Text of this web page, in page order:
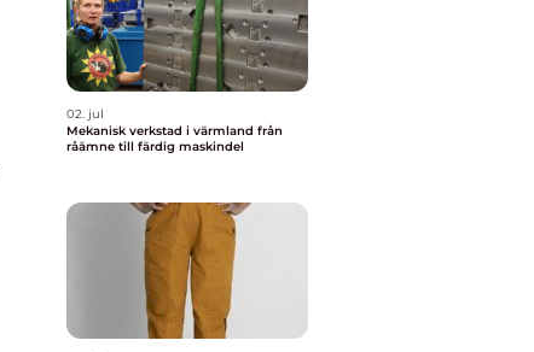
02. jul
Mekanisk verkstad i värmland från
råämne till färdig maskindel